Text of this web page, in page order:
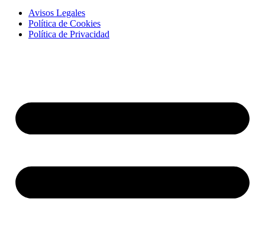
Avisos Legales
Política de Cookies
Política de Privacidad